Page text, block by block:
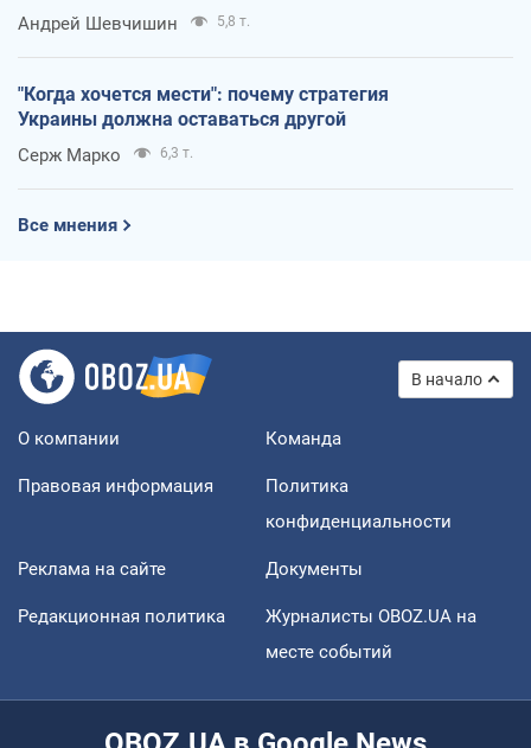
Андрей Шевчишин 5,8 т.
"Когда хочется мести": почему стратегия
Украины должна оставаться другой
Серж Марко 6,3 т.
Все мнения
В начало
О компании Команда
Правовая информация
Политика
конфиденциальности
Реклама на сайте Документы
Редакционная политика
Журналисты OBOZ.UA на
месте событий